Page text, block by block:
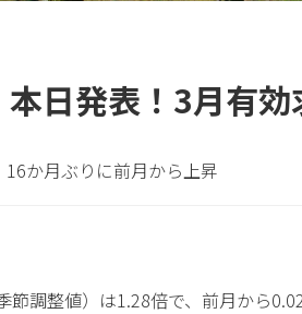
日発表！3月有効
か月ぶりに前月から上昇
調整値）は1.28倍で、前月から